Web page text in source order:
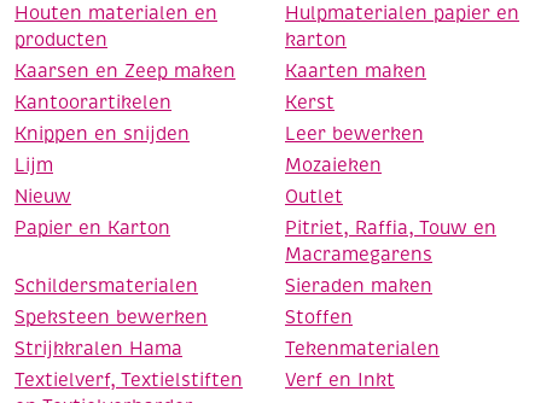
Houten materialen en
producten
Hulpmaterialen papier en
karton
Kaarsen en Zeep maken
Kaarten maken
Kantoorartikelen
Kerst
Knippen en snijden
Leer bewerken
Lijm
Mozaieken
Nieuw
Outlet
Papier en Karton
Pitriet, Raffia, Touw en
Macramegarens
Schildersmaterialen
Sieraden maken
Speksteen bewerken
Stoffen
Strijkkralen Hama
Tekenmaterialen
Textielverf, Textielstiften
Verf en Inkt